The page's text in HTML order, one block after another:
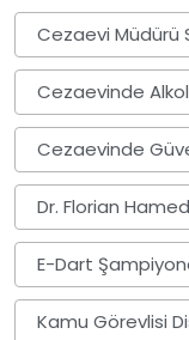
Cezaevi Müdürü
Cezaevinde Alkol
Cezaevinde
Dr. Florian
E-Dart
Kamu Görevlisi